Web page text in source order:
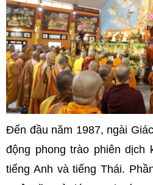
Đến đầu năm 1987, ngài
động phong trào phiên dịch
tiếng Anh và tiếng Thái.